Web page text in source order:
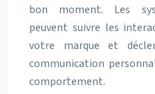
bon moment. Les
peuvent suivre les
votre marque et
communication
comportement.